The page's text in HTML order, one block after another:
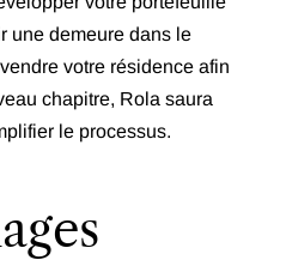
une demeure dans le
votre résidence afin
chapitre, Rola saura
le processus.